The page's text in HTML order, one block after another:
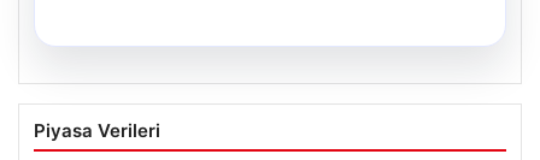
Fed faizi sabit tuttu
{“title”: “ABD Merkez Bankası Faiz Oranını Sabit Tutmaya
Piyasa Verileri